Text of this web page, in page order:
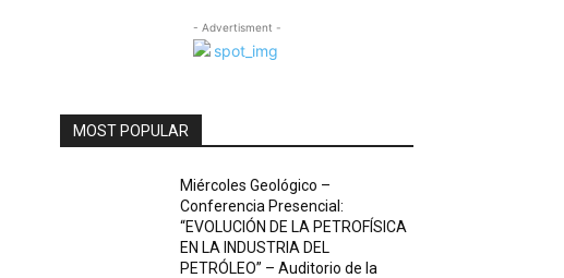
- Advertisment -
MOST POPULAR
Miércoles Geológico –
Conferencia Presencial:
“EVOLUCIÓN DE LA PETROFÍSICA
EN LA INDUSTRIA DEL
PETRÓLEO” – Auditorio de la